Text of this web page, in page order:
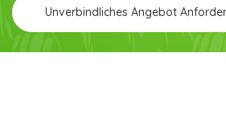
Unverbindliches Angebot